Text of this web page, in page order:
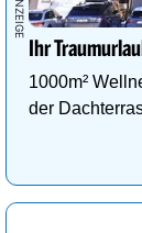
Ihr
1000m²
der